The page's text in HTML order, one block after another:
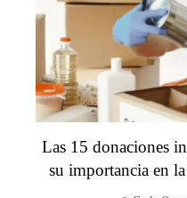
Las 15 donaciones
su importancia en